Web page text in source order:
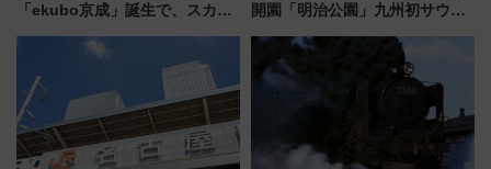
「ekubo京成」誕生で、スカイ
新鎌ヶ谷はどう変わる？ 全テナ
ント情報も公開！
開園「明治公園」九州初サウナ
品グルメ登場で駅前の過ごし方
はどう変わる？